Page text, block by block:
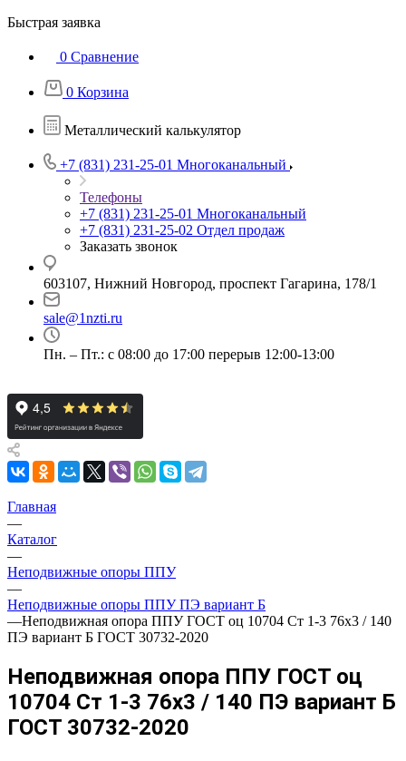
Быстрая заявка
0 Сравнение
0 Корзина
Металлический калькулятор
+7 (831) 231-25-01 Многоканальный
Телефоны
+7 (831) 231-25-01 Многоканальный
+7 (831) 231-25-02 Отдел продаж
Заказать звонок
603107, Нижний Новгород, проспект Гагарина, 178/1
sale@1nzti.ru
Пн. – Пт.: с 08:00 до 17:00 перерыв 12:00-13:00
Главная
—
Каталог
—
Неподвижные опоры ППУ
—
Неподвижные опоры ППУ ПЭ вариант Б
—Неподвижная опора ППУ ГОСТ оц 10704 Ст 1-3 76x3 / 140
ПЭ вариант Б ГОСТ 30732-2020
Неподвижная опора ППУ ГОСТ оц
10704 Ст 1-3 76x3 / 140 ПЭ вариант Б
ГОСТ 30732-2020